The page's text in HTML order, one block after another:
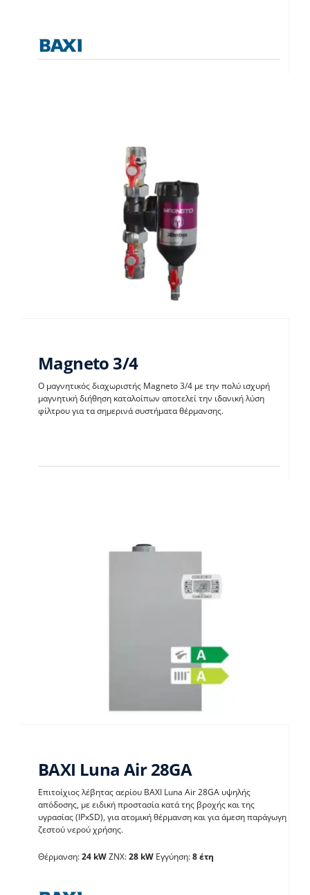
Magneto 3/4
Ο μαγνητικός διαχωριστής Magneto 3/4 με την πολύ ισχυρή
μαγνητική διήθηση καταλοίπων αποτελεί την ιδανική λύση
φίλτρου για τα σημερινά συστήματα θέρμανσης.
BAXI Luna Air 28GA
Λέβητες με άμεση παραγωγή ΖΝX
BAXI Luna Air 28GA
Επιτοίχιος λέβητας αερίου BAXI Luna Air 28GA υψηλής
απόδοσης, με ειδική προστασία κατά της βροχής και της
υγρασίας (IPxSD), για ατομική θέρμανση και για άμεση παράγωγη
ζεστού νερού χρήσης.
Θέρμανση:24 kWΖΝΧ:28 kWΕγγύηση:8 έτη